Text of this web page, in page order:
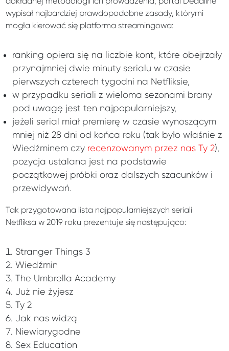
wypisał najbardziej prawdopodobne zasady, którymi
mogła kierować się platforma streamingowa:
ranking opiera się na liczbie kont, które obejrzały
przynajmniej dwie minuty serialu w czasie
pierwszych czterech tygodni na Netfliksie,
w przypadku seriali z wieloma sezonami brany
pod uwagę jest ten najpopularniejszy,
jeżeli serial miał premierę w czasie wynoszącym
mniej niż 28 dni od końca roku (tak było właśnie z
Wiedźminem czy recenzowanym przez nas Ty 2),
pozycja ustalana jest na podstawie
początkowej próbki oraz dalszych szacunków i
przewidywań.
Tak przygotowana lista najpopularniejszych seriali
Netfliksa w 2019 roku prezentuje się następująco:
Stranger Things 3
Wiedźmin
The Umbrella Academy
Już nie żyjesz
Ty 2
Jak nas widzą
Niewiarygodne
Sex Education